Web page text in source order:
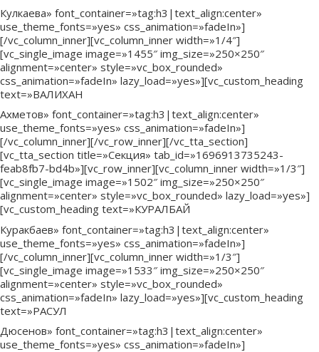
Кулкаева» font_container=»tag:h3|text_align:center»
use_theme_fonts=»yes» css_animation=»fadeIn»]
[/vc_column_inner][vc_column_inner width=»1/4″]
[vc_single_image image=»1455″ img_size=»250×250″
alignment=»center» style=»vc_box_rounded»
css_animation=»fadeIn» lazy_load=»yes»][vc_custom_heading
text=»ВАЛИХАН
Ахметов» font_container=»tag:h3|text_align:center»
use_theme_fonts=»yes» css_animation=»fadeIn»]
[/vc_column_inner][/vc_row_inner][/vc_tta_section]
[vc_tta_section title=»Секция» tab_id=»1696913735243-
feab8fb7-bd4b»][vc_row_inner][vc_column_inner width=»1/3″]
[vc_single_image image=»1502″ img_size=»250×250″
alignment=»center» style=»vc_box_rounded» lazy_load=»yes»]
[vc_custom_heading text=»КУРАЛБАЙ
Куракбаев» font_container=»tag:h3|text_align:center»
use_theme_fonts=»yes» css_animation=»fadeIn»]
[/vc_column_inner][vc_column_inner width=»1/3″]
[vc_single_image image=»1533″ img_size=»250×250″
alignment=»center» style=»vc_box_rounded»
css_animation=»fadeIn» lazy_load=»yes»][vc_custom_heading
text=»РАСУЛ
Дюсенов» font_container=»tag:h3|text_align:center»
use_theme_fonts=»yes» css_animation=»fadeIn»]